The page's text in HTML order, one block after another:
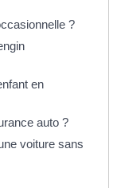
?
en
auto ?
voiture sans